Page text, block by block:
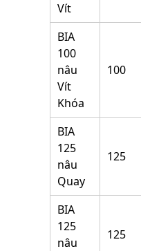
Vít
BIA
100
nâu
Vít
Khóa
100
BIA
125
nâu
Quay
125
BIA
125
nâu
125